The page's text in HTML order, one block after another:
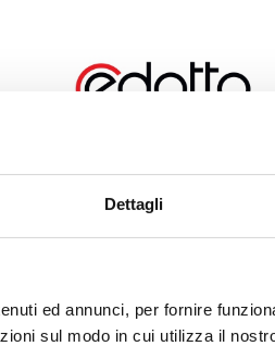
Dettagli
ed annunci, per fornire
sul modo in cui utilizza il